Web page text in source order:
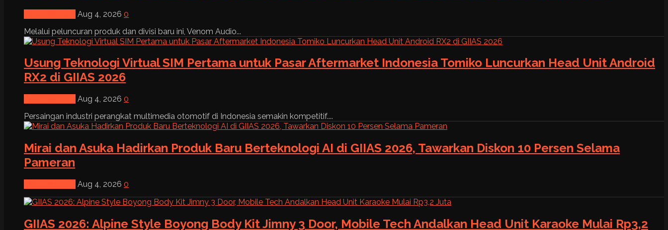
Aug 4, 2026 0
Melalui peluncuran produk dan divisi baru ini, Venom Audio...
Usung Teknologi Virtual SIM Pertama untuk Pasar Aftermarket Indonesia Tomiko Luncurkan Head Unit Android
RX2 di GIIAS 2026
Aug 4, 2026 0
Persaingan industri perangkat multimedia otomotif di Indonesia semakin kompetitif....
Mirai dan Asuka Hadirkan Produk Baru Berteknologi AI di GIIAS 2026, Tawarkan Diskon 10 Persen Selama
Pameran
Aug 4, 2026 0
GIIAS 2026: Alpine Style Boyong Body Kit Jimny 3 Door, Mobile Tech Andalkan Head Unit Karaoke Mulai Rp3,2